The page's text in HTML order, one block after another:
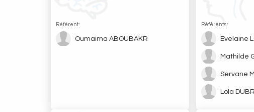
Référent :
Oumaima ABOUBAKR
Référents :
Evelaine
Mathilde
Servane
Lola